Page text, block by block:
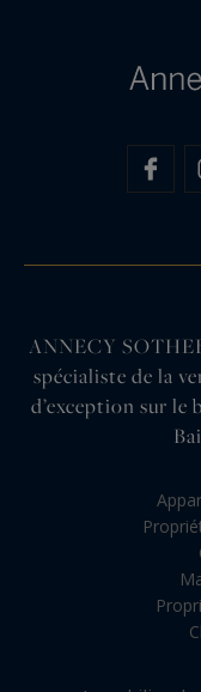
ANNECY
spécialiste de la
d’exception sur le